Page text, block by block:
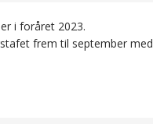
i foråret 2023.
frem til september med